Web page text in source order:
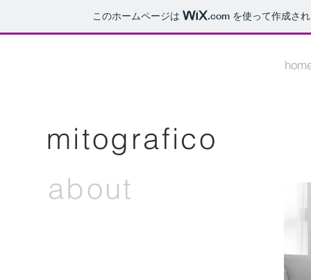
このホームページは .com を使って作成さ
mitografico
about